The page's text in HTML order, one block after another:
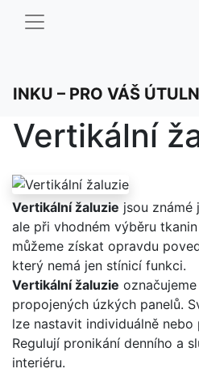
INKU – PRO VÁŠ
Vertikální
Vertikální žaluzie jsou známé
ale při vhodném výběru
můžeme získat opravdu
který nemá jen stínicí funkci.
Vertikální žaluzie
propojených úzkých panelů.
lze nastavit individuálně
Regulují pronikání denního a
interiéru.